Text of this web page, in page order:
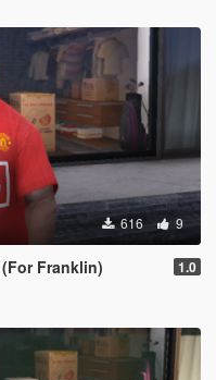
616 9
Franklin) 1.0